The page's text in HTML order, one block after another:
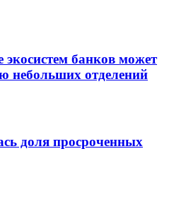
банков может
небольших отделений
доля просроченных